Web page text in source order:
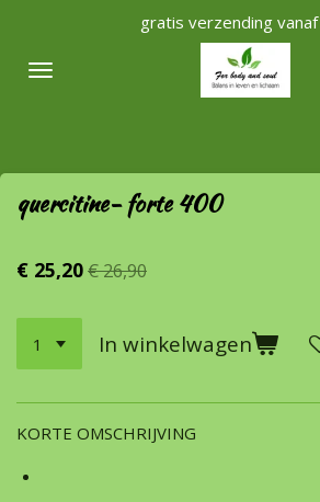
naar
gratis verzending
quercitine- forte 400
€ 25,20€ 26,90
In winkelwagen
KORTE OMSCHRIJVING